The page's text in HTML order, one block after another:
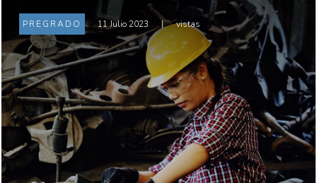
PREGRADO 11 Julio 2023 | vistas